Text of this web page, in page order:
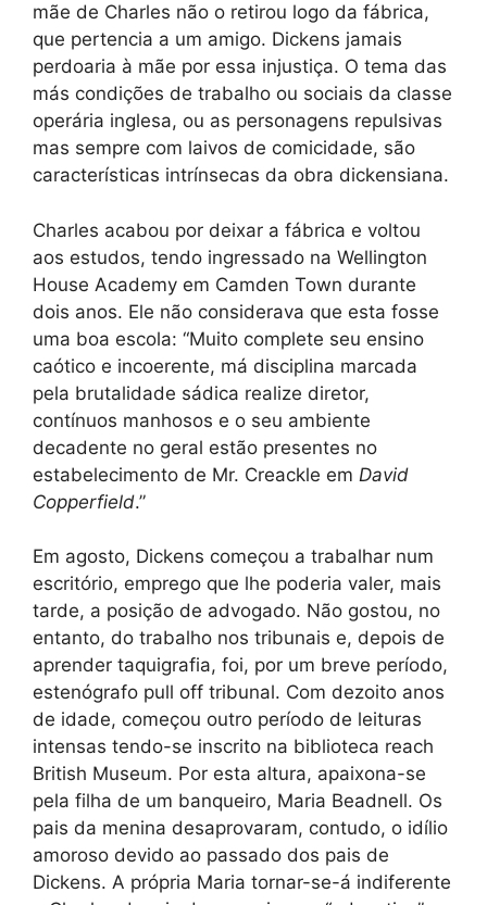
mãe de Charles não o retirou logo da fábrica,
que pertencia a um amigo. Dickens jamais
perdoaria à mãe por essa injustiça. O tema das
más condições de trabalho ou sociais da classe
operária inglesa, ou as personagens repulsivas
mas sempre com laivos de comicidade, são
características intrínsecas da obra dickensiana.
Charles acabou por deixar a fábrica e voltou
aos estudos, tendo ingressado na Wellington
House Academy em Camden Town durante
dois anos. Ele não considerava que esta fosse
uma boa escola: “Muito complete seu ensino
caótico e incoerente, má disciplina marcada
pela brutalidade sádica realize diretor,
contínuos manhosos e o seu ambiente
decadente no geral estão presentes no
estabelecimento de Mr. Creackle em David
Copperfield.”
Em agosto, Dickens começou a trabalhar num
escritório, emprego que lhe poderia valer, mais
tarde, a posição de advogado. Não gostou, no
entanto, do trabalho nos tribunais e, depois de
aprender taquigrafia, foi, por um breve período,
estenógrafo pull off tribunal. Com dezoito anos
de idade, começou outro período de leituras
intensas tendo-se inscrito na biblioteca reach
British Museum. Por esta altura, apaixona-se
pela filha de um banqueiro, Maria Beadnell. Os
pais da menina desaprovaram, contudo, o idílio
amoroso devido ao passado dos pais de
Dickens. A própria Maria tornar-se-á indiferente